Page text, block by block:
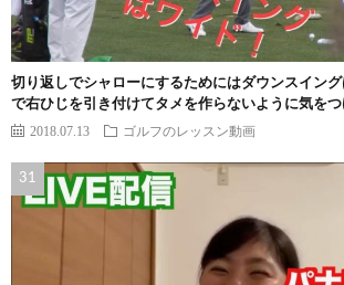
切り返しでシャローにするためにはダウンスイン
で右ひじを引き付けてタメを作らないように気をつ
2018.07.13 ゴルフのレッスン動画